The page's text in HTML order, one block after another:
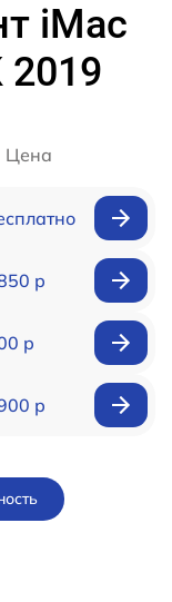
iMac
2019
Цена
р
р
р